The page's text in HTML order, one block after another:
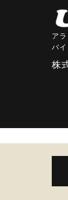
ア
バ
株